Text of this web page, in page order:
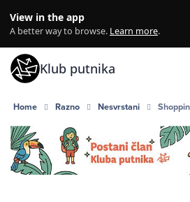
View in the app
A better way to browse. Learn more.
Klub putnika
Home Razno Nesvrstani